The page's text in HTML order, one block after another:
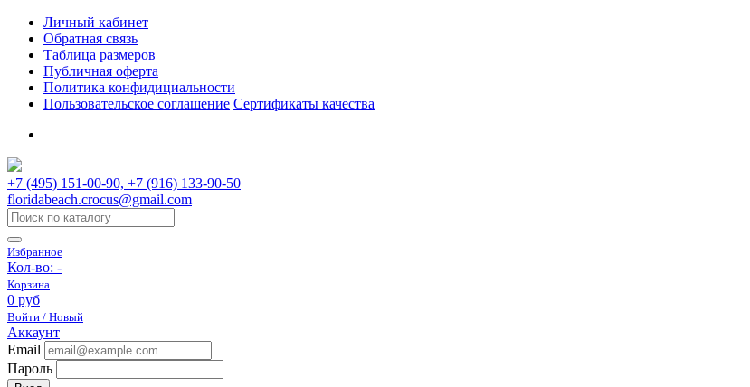
Личный кабинет
Обратная связь
Таблица размеров
Публичная оферта
Политика конфидициальности
Пользовательское соглашение Сертификаты качества
+7 (495) 151-00-90, +7 (916) 133-90-50
floridabeach.crocus@gmail.com
Избранное
Кол-во: -
Корзина
0 руб
Войти / Новый
Аккаунт
Email
Пароль